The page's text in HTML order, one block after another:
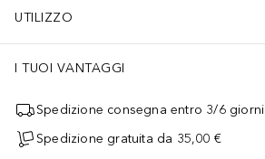
UTILIZZO
I TUOI VANTAGGI
Spedizione consegna entro 3/6 giorni
Spedizione gratuita da 35,00 €